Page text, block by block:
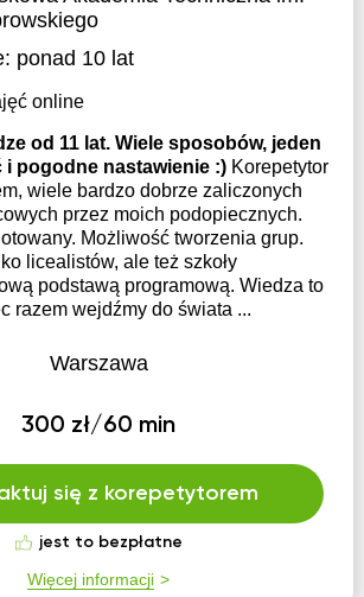
ponad 10 lat
online
od 11 lat. Wiele sposobów, jeden
i pogodne nastawienie :) Korepetytor
wiele bardzo dobrze zaliczonych
przez moich podopiecznych.
Możliwość tworzenia grup.
licealistów, ale też szkoły
podstawą programową. Wiedza to
razem wejdźmy do świata ...
Warszawa
300 zł/60 min
się z korepetytorem
jest to bezpłatne
Więcej informacji